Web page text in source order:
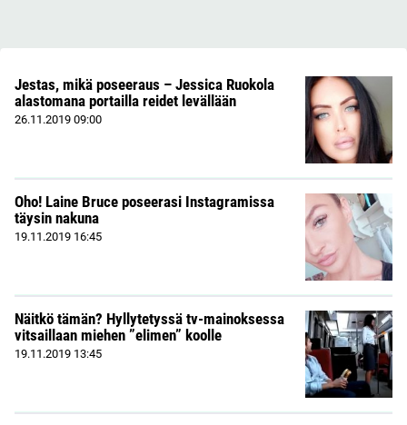
Jestas, mikä poseeraus – Jessica Ruokola
alastomana portailla reidet levällään
26.11.2019 09:00
Oho! Laine Bruce poseerasi Instagramissa
täysin nakuna
19.11.2019 16:45
Näitkö tämän? Hyllytetyssä tv-mainoksessa
vitsaillaan miehen ”elimen” koolle
19.11.2019 13:45